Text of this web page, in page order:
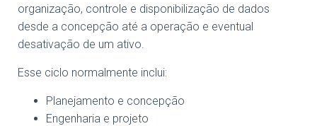
organização, controle e disponibilização de dados
desde a concepção até a operação e eventual
desativação de um ativo.
Esse ciclo normalmente inclui:
Planejamento e concepção
Engenharia e projeto